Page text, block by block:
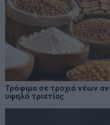
Τρόφιμα σε τροχιά νέων
υψηλό τριετίας